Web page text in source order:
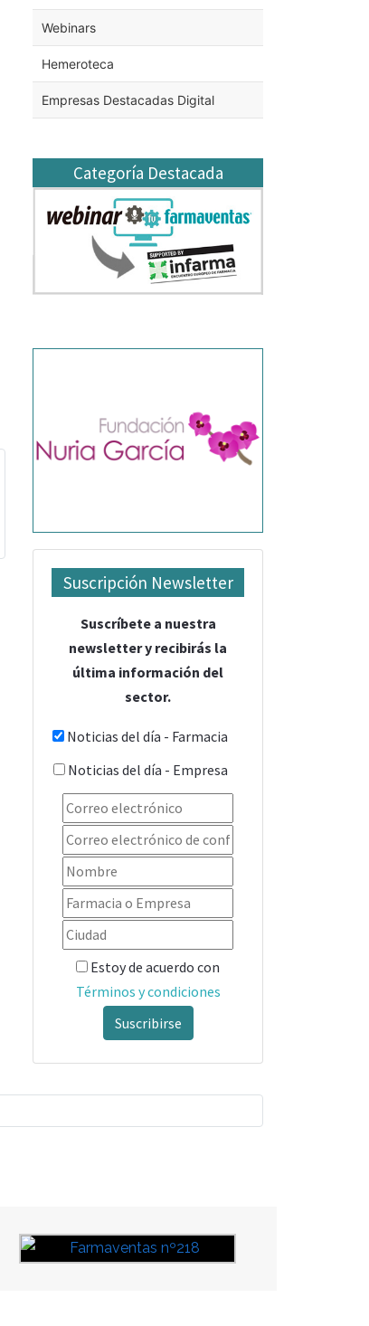
Webinars
Hemeroteca
Empresas Destacadas Digital
Categoría Destacada
Suscripción Newsletter
Suscríbete a nuestra
newsletter y recibirás la
última información del
sector.
Noticias del día - Farmacia
Noticias del día - Empresa
Estoy de acuerdo con
Términos y condiciones
Suscribirse